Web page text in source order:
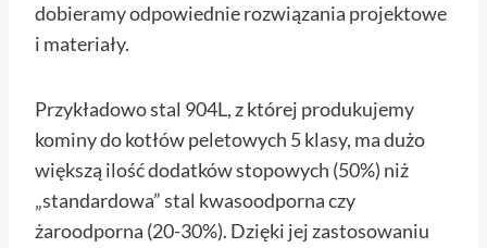
dobieramy odpowiednie rozwiązania projektowe
i materiały.
Przykładowo stal 904L, z której produkujemy
kominy do kotłów peletowych 5 klasy, ma dużo
większą ilość dodatków stopowych (50%) niż
„standardowa” stal kwasoodporna czy
żaroodporna (20-30%). Dzięki jej zastosowaniu